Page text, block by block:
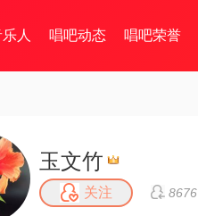
人 唱吧动态 唱吧荣誉
玉文竹
关注 8676